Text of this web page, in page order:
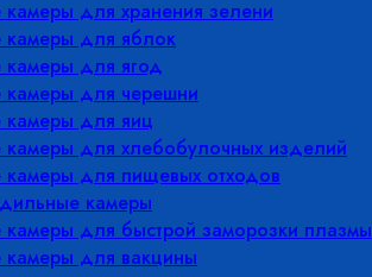
для хранения зелени
для яблок
для ягод
для черешни
для яиц
для хлебобулочных изделий
для пищевых отходов
камеры
для быстрой заморозки плазмы
для вакцины